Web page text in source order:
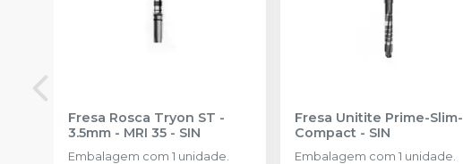
Fresa Rosca Tryon ST -
3.5mm - MRI 35 - SIN
Embalagem com 1 unidade.
Fresa Unitite Prime-Slim-
Compact - SIN
Embalagem com 1 unidade.